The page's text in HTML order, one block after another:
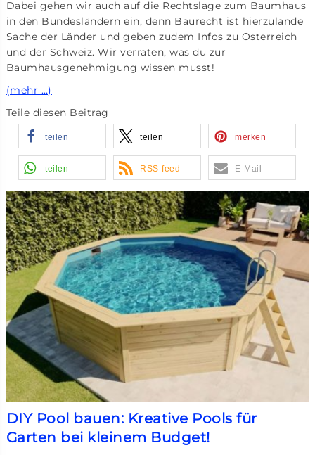
Dabei gehen wir auch auf die Rechtslage zum Baumhaus
in den Bundesländern ein, denn Baurecht ist hierzulande
Sache der Länder und geben zudem Infos zu Österreich
und der Schweiz. Wir verraten, was du zur
Baumhausgenehmigung wissen musst!
(mehr …)
Teile diesen Beitrag
teilen teilen merken
teilen RSS-feed E-Mail
DIY Pool bauen: Kreative Pools für
Garten bei kleinem Budget!